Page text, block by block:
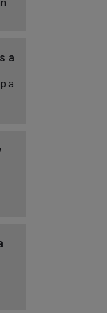
a
a